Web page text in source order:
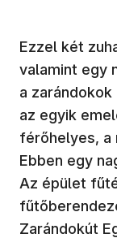
Ezzel két
valamint egy
a
az egyik
férőhelyes, a
Ebben egy
Az épület
Zarándokút